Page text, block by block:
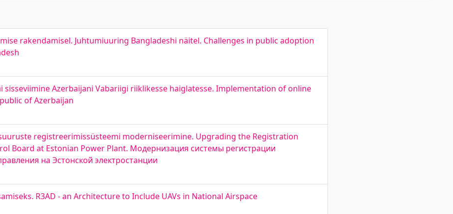
rakendamisel. Juhtumiuuring Bangladeshi näitel. Challenges in public adoption
Azerbaijani Vabariigi riiklikesse haiglatesse. Implementation of online
of Azerbaijan
registreerimissüsteemi moderniseerimine. Upgrading the Registration
Board at Estonian Power Plant. Модернизация системы регистрации
на Эстонской электростанции
R3AD - an Architecture to Include UAVs in National Airspace